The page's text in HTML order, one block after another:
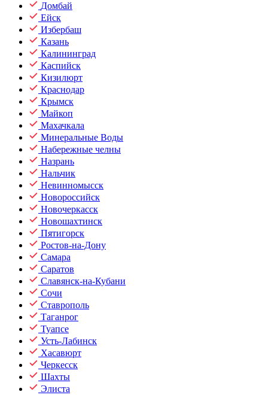
Домбай
Ейск
Избербаш
Казань
Калининград
Каспийск
Кизилюрт
Краснодар
Крымск
Майкоп
Махачкала
Минеральные Воды
Набережные челны
Назрань
Нальчик
Невинномысск
Новороссийск
Новочеркасск
Новошахтинск
Пятигорск
Ростов-на-Дону
Самара
Саратов
Славянск-на-Кубани
Сочи
Ставрополь
Таганрог
Туапсе
Усть-Лабинск
Хасавюрт
Черкесск
Шахты
Элиста